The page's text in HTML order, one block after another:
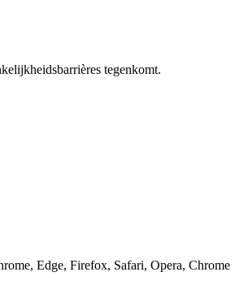
tegenkomt.
Edge, Firefox, Safari, Opera, Chrome